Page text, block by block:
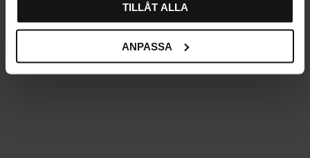
TILLÅT ALLA
ANPASSA